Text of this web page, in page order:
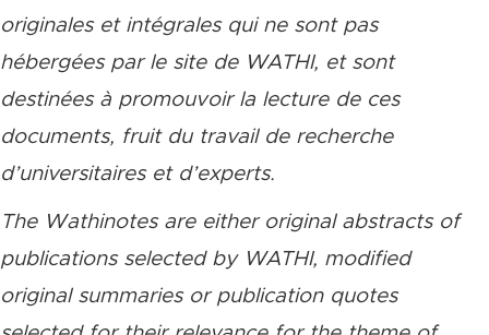
originales et intégrales qui ne sont pas
hébergées par le site de WATHI, et sont
destinées à promouvoir la lecture de ces
documents, fruit du travail de recherche
d’universitaires et d’experts.
The Wathinotes are either original abstracts of
publications selected by WATHI, modified
original summaries or publication quotes